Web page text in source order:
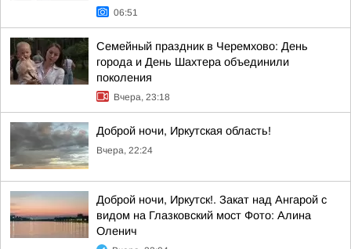
06:51
Семейный праздник в Черемхово: День
города и День Шахтера объединили
поколения
Вчера, 23:18
Доброй ночи, Иркутская область!
Вчера, 22:24
Доброй ночи, Иркутск!. Закат над Ангарой с
видом на Глазковский мост Фото: Алина
Оленич